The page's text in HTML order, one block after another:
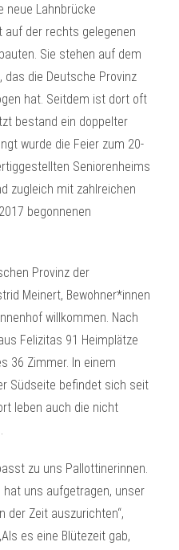
neue Lahnbrücke
der rechts gelegenen
Sie stehen auf dem
das die Deutsche Provinz
hat. Seitdem ist dort oft
bestand ein doppelter
wurde die Feier zum 20-
Seniorenheims
zugleich mit zahlreichen
begonnenen
Provinz der
Meinert, Bewohner*innen
willkommen. Nach
Felizitas 91 Heimplätze
36 Zimmer. In einem
Südseite befindet sich seit
leben auch die nicht
zu uns Pallottinerinnen.
hat uns aufgetragen, unser
der Zeit auszurichten“,
es eine Blütezeit gab,